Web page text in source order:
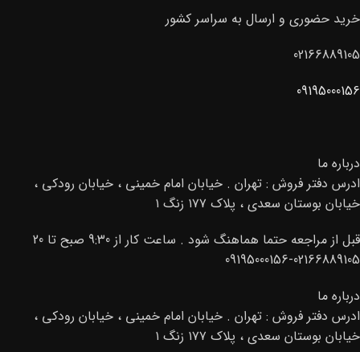
خرید حضوری و ارسال به سراسر کشور
02166889105
09195000156
درباره ما
ادرس دفتر فروش : تهران . خیابان امام خمینی ، خیابان رودکی ،
خیابان بوستان سعدی ، پلاک ۱۷۷ زنگ ۱
قبل از مراجعه حتما هماهنگ شود . ساعت کار از 9:30 صبح تا 20
02166889105-09195000156
درباره ما
ادرس دفتر فروش : تهران . خیابان امام خمینی ، خیابان رودکی ،
خیابان بوستان سعدی ، پلاک ۱۷۷ زنگ ۱